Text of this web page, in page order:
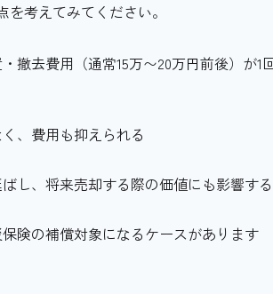
考えてみてください。
撤去費用（通常15万〜20万円前後）が1
、費用も抑えられる
し、将来売却する際の価値にも影響す
険の補償対象になるケースがあります